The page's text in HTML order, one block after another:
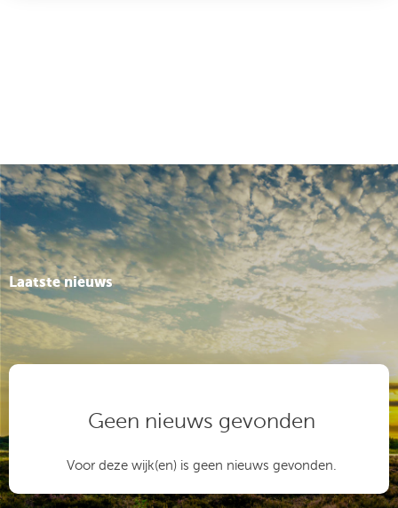
God de Vader
Gebeden:
Dank
Voorbede
Stil gebed
Onze Vader
Inzameling van de gaven
Slotlied: Lied 994,Voor hen die ons regeren
Wegzending en zegen
Laatste nieuws
Geen nieuws gevonden
Voor deze wijk(en) is geen nieuws gevonden.